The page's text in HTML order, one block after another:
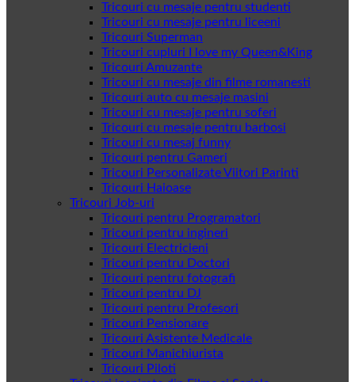
Tricouri cu mesaje pentru studenti
Tricouri cu mesaje pentru liceeni
Tricouri Superman
Tricouri cupluri I love my Queen&King
Tricouri Amuzante
Tricouri cu mesaje din filme romanesti
Tricouri auto cu mesaje masini
Tricouri cu mesaje pentru soferi
Tricouri cu mesaje pentru barbosi
Tricouri cu mesaj funny
Tricouri pentru Gameri
Tricouri Personalizate Viitori Parinti
Tricouri Haioase
Tricouri Job-uri
Tricouri pentru Programatori
Tricouri pentru ingineri
Tricouri Electricieni
Tricouri pentru Doctori
Tricouri pentru fotografi
Tricouri pentru DJ
Tricouri pentru Profesori
Tricouri Pensionare
Tricouri Asistente Medicale
Tricouri Manichiurista
Tricouri Piloti